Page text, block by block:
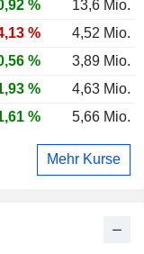
%
13,6 Mio.
%
4,52 Mio.
%
3,89 Mio.
%
4,63 Mio.
% 5,66 Mio.
Mehr Kurse